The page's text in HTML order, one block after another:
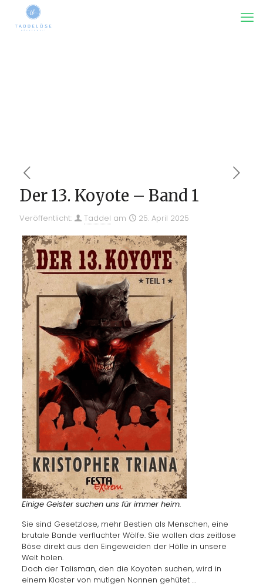
Der 13. Koyote – Band 1
Veröffentlicht: Taddel am 25. April 2025
Einige Geister suchen uns für immer heim.
Sie sind Gesetzlose, mehr Bestien als Menschen, eine
brutale Bande verfluchter Wölfe. Sie wollen das zeitlose
Böse direkt aus den Eingeweiden der Hölle in unsere
Welt holen.
Doch der Talisman, den die Koyoten suchen, wird in
einem Kloster von mutigen Nonnen gehütet …